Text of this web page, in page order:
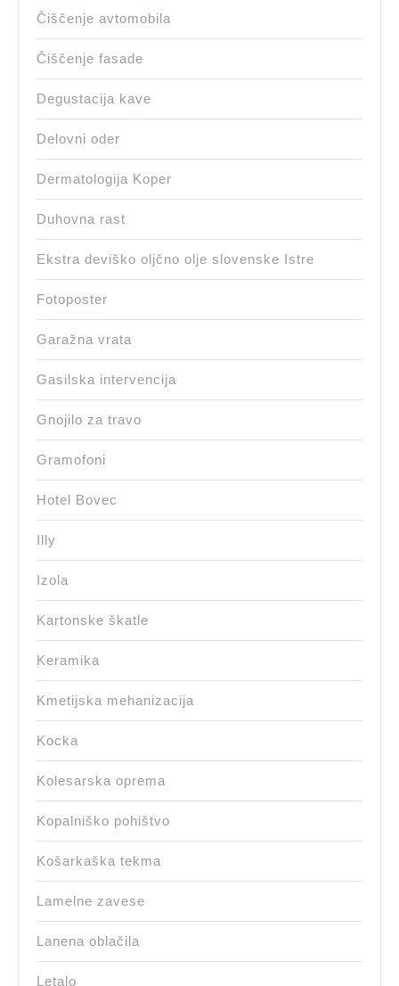
Čiščenje avtomobila
Čiščenje fasade
Degustacija kave
Delovni oder
Dermatologija Koper
Duhovna rast
Ekstra deviško oljčno olje slovenske Istre
Fotoposter
Garažna vrata
Gasilska intervencija
Gnojilo za travo
Gramofoni
Hotel Bovec
Illy
Izola
Kartonske škatle
Keramika
Kmetijska mehanizacija
Kocka
Kolesarska oprema
Kopalniško pohištvo
Košarkaška tekma
Lamelne zavese
Lanena oblačila
Letalo